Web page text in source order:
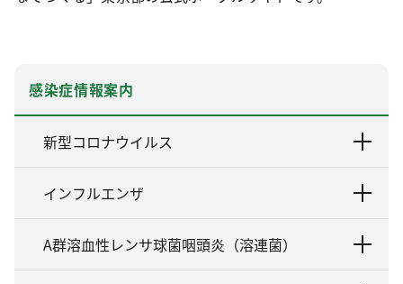
感染症情報案内
新型コロナウイルス
インフルエンザ
A群溶血性レンサ球菌咽頭炎（溶連菌）